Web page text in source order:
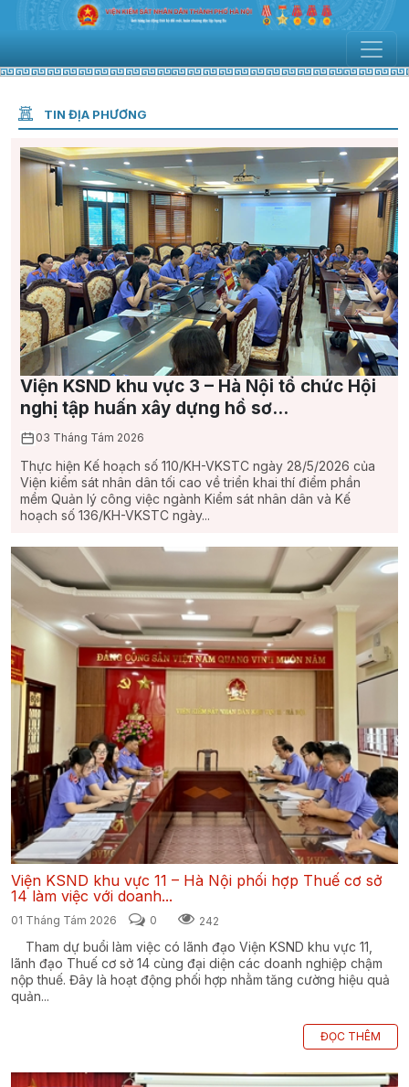
TIN ĐỊA PHƯƠNG
Viện KSND khu vực 3 – Hà Nội tổ chức Hội
nghị tập huấn xây dựng hồ sơ...
03 Tháng Tám 2026
Thực hiện Kế hoạch số 110/KH-VKSTC ngày 28/5/2026 của
Viện kiểm sát nhân dân tối cao về triển khai thí điểm phần
mềm Quản lý công việc ngành Kiểm sát nhân dân và Kế
hoạch số 136/KH-VKSTC ngày...
Viện KSND khu vực 11 – Hà Nội phối hợp Thuế cơ sở
14 làm việc với doanh...
01 Tháng Tám 2026 0 242
Tham dự buổi làm việc có lãnh đạo Viện KSND khu vực 11,
lãnh đạo Thuế cơ sở 14 cùng đại diện các doanh nghiệp chậm
nộp thuế. Đây là hoạt động phối hợp nhằm tăng cường hiệu quả
quản...
ĐỌC THÊM